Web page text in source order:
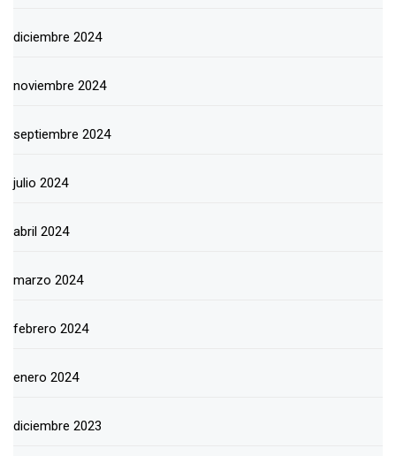
diciembre 2024
noviembre 2024
septiembre 2024
julio 2024
abril 2024
marzo 2024
febrero 2024
enero 2024
diciembre 2023